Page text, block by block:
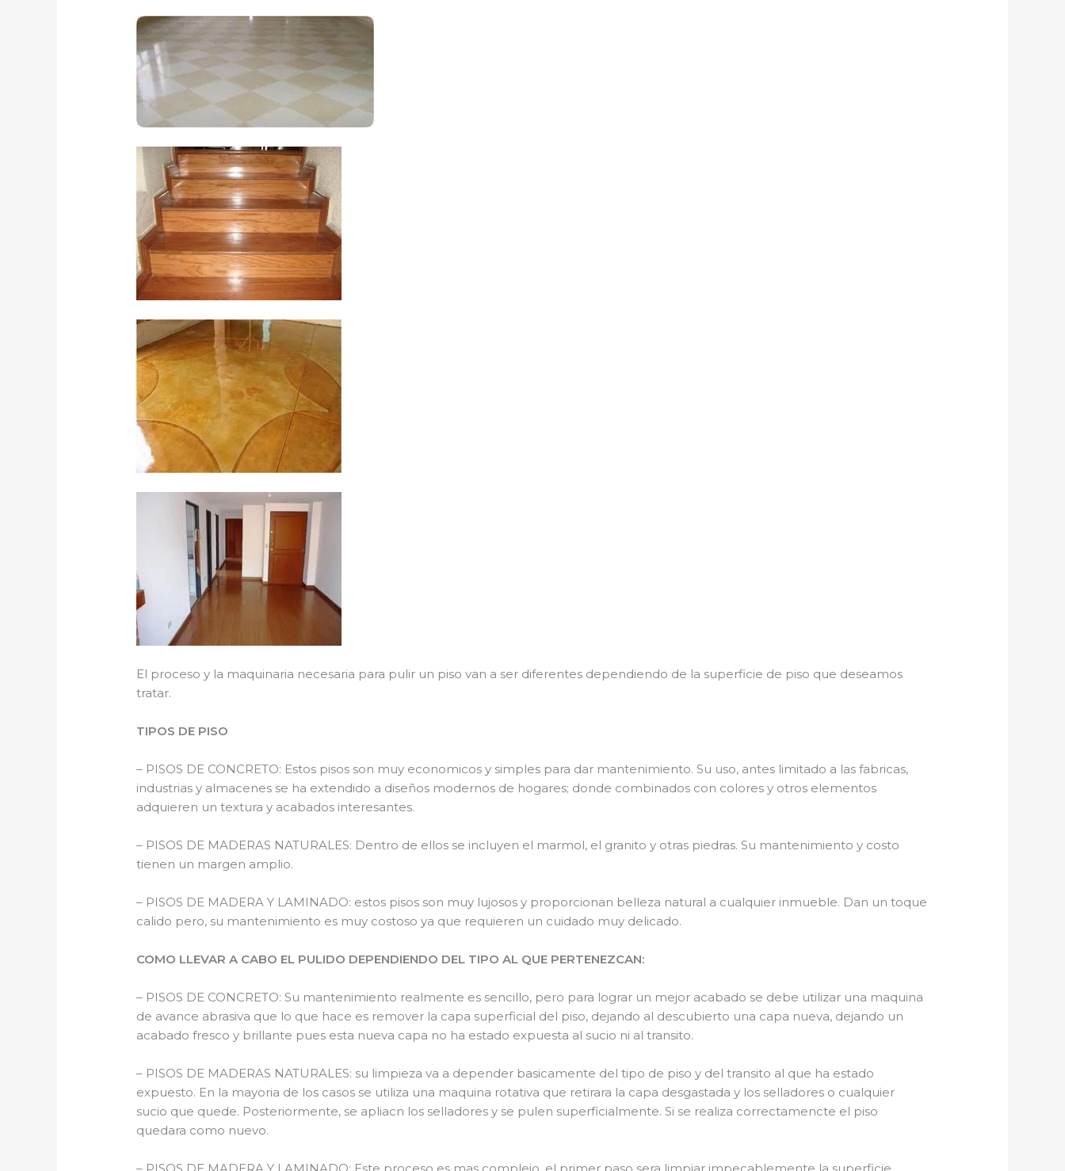
El proceso y la maquinaria necesaria para pulir un piso van a ser diferentes dependiendo de la superficie de piso que deseamos
tratar.
TIPOS DE PISO
– PISOS DE CONCRETO: Estos pisos son muy economicos y simples para dar mantenimiento. Su uso, antes limitado a las fabricas,
industrias y almacenes se ha extendido a diseños modernos de hogares; donde combinados con colores y otros elementos
adquieren un textura y acabados interesantes.
– PISOS DE MADERAS NATURALES: Dentro de ellos se incluyen el marmol, el granito y otras piedras. Su mantenimiento y costo
tienen un margen amplio.
– PISOS DE MADERA Y LAMINADO: estos pisos son muy lujosos y proporcionan belleza natural a cualquier inmueble. Dan un toque
calido pero, su mantenimiento es muy costoso ya que requieren un cuidado muy delicado.
COMO LLEVAR A CABO EL PULIDO DEPENDIENDO DEL TIPO AL QUE PERTENEZCAN:
– PISOS DE CONCRETO: Su mantenimiento realmente es sencillo, pero para lograr un mejor acabado se debe utilizar una maquina
de avance abrasiva que lo que hace es remover la capa superficial del piso, dejando al descubierto una capa nueva, dejando un
acabado fresco y brillante pues esta nueva capa no ha estado expuesta al sucio ni al transito.
– PISOS DE MADERAS NATURALES: su limpieza va a depender basicamente del tipo de piso y del transito al que ha estado
expuesto. En la mayoria de los casos se utiliza una maquina rotativa que retirara la capa desgastada y los selladores o cualquier
sucio que quede. Posteriormente, se apliacn los selladores y se pulen superficialmente. Si se realiza correctamencte el piso
quedara como nuevo.